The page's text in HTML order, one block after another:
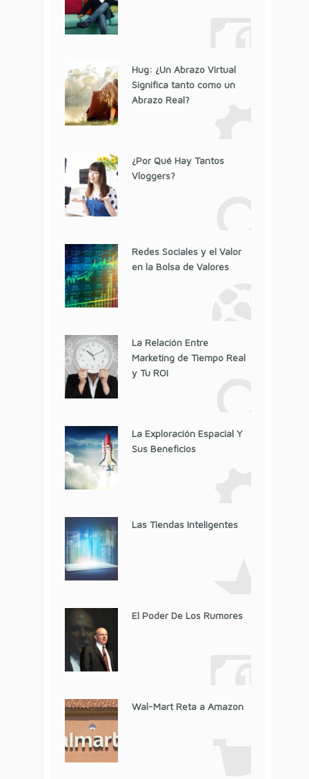
Hug: ¿Un Abrazo Virtual
Significa tanto como un
Abrazo Real?
¿Por Qué Hay Tantos
Vloggers?
Redes Sociales y el Valor
en la Bolsa de Valores
La Relación Entre
Marketing de Tiempo Real
y Tu ROI
La Exploración Espacial Y
Sus Beneficios
Las Tiendas Inteligentes
El Poder De Los Rumores
Wal-Mart Reta a Amazon